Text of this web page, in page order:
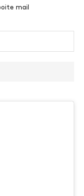
mail